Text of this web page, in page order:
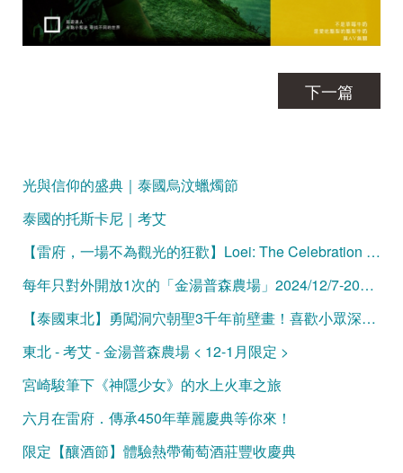
下一篇
光與信仰的盛典｜泰國烏汶蠟燭節
泰國的托斯卡尼｜考艾
【雷府，一場不為觀光的狂歡】Loei: The Celebration Unspoiled by Tourism
每年只對外開放1次的「金湯普森農場」2024/12/7-2025/1/1冬季限定！
【泰國東北】勇闖洞穴朝聖3千年前壁畫！喜歡小眾深度遊的首選！
東北 - 考艾 - 金湯普森農場 < 12-1月限定 >
宮崎駿筆下《神隱少女》的水上火車之旅
六月在雷府．傳承450年華麗慶典等你來！
限定【釀酒節】體驗熱帶葡萄酒莊豐收慶典